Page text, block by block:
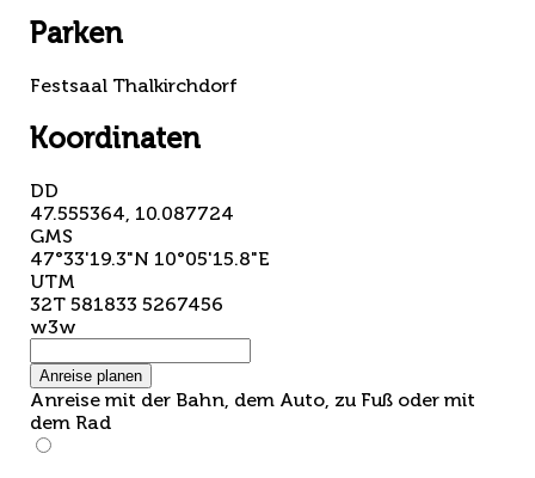
Parken
Festsaal Thalkirchdorf
Koordinaten
DD
47.555364, 10.087724
GMS
47°33'19.3"N 10°05'15.8"E
UTM
32T 581833 5267456
w3w
Anreise planen
Anreise mit der Bahn, dem Auto, zu Fuß oder mit
dem Rad